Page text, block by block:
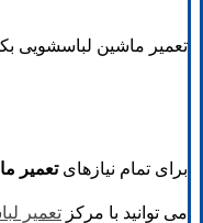
تعمیر ماشین لباسشویی
برای تمام نیازهایتعمیر
می توانید با مرکز تعمیر